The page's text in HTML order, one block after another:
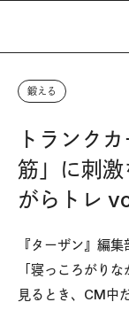
鍛える
トランク
筋」に刺
がらトレ
『ターザン』編
「寝っころがり
見るとき、CM中